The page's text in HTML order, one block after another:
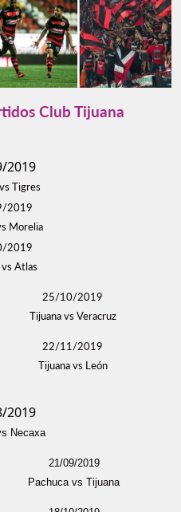
Club Tijuana
2019
Tigres
2019
Morelia
2019
Atlas
25/10/2019
Tijuana vs Veracruz
22/11/2019
Tijuana vs León
2019
Necaxa
21/09/2019
Pachuca vs Tijuana